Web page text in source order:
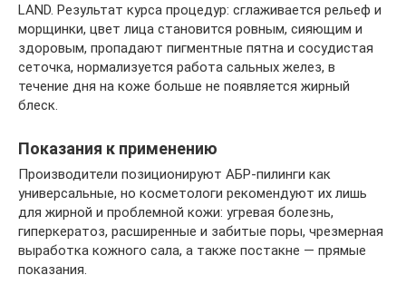
LAND. Результат курса процедур: сглаживается рельеф и
морщинки, цвет лица становится ровным, сияющим и
здоровым, пропадают пигментные пятна и сосудистая
сеточка, нормализуется работа сальных желез, в
течение дня на коже больше не появляется жирный
блеск.
Показания к применению
Производители позиционируют АБР-пилинги как
универсальные, но косметологи рекомендуют их лишь
для жирной и проблемной кожи: угревая болезнь,
гиперкератоз, расширенные и забитые поры, чрезмерная
выработка кожного сала, а также постакне — прямые
показания.